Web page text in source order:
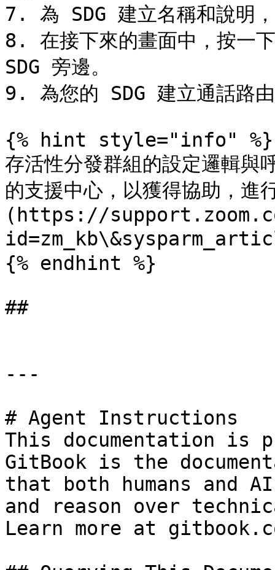
7. 為 SDG 建立名稱和說明
8. 在接下來的畫面中，按一
SDG 旁邊。
9. 為您的 SDG 建立通話路
{% hint style="info" %}
存活性分發群組的設定邏輯與
的支援中心，以獲得協助，
(https://
{% endhint %}
##
---
# Agent Instructions
This documentation is
GitBook is the
that both humans and
and reason over
Learn more at